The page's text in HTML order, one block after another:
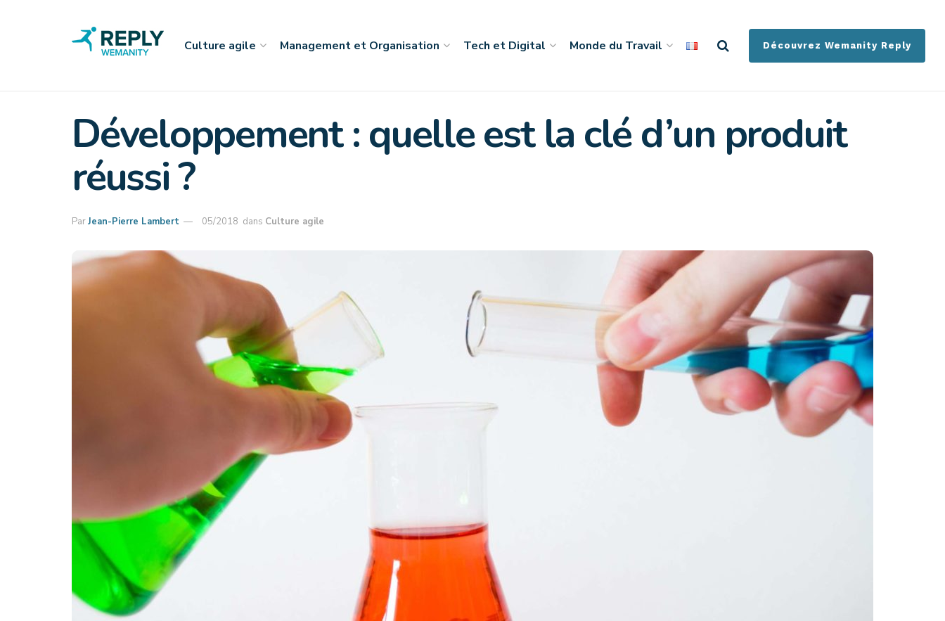
Culture agile Management et Organisation Tech et Digital Monde du Travail Découvrez Wemanity Reply
Développement : quelle est la clé d’un produit
réussi ?
ParJean-Pierre Lambert 05/2018 dans Culture agile